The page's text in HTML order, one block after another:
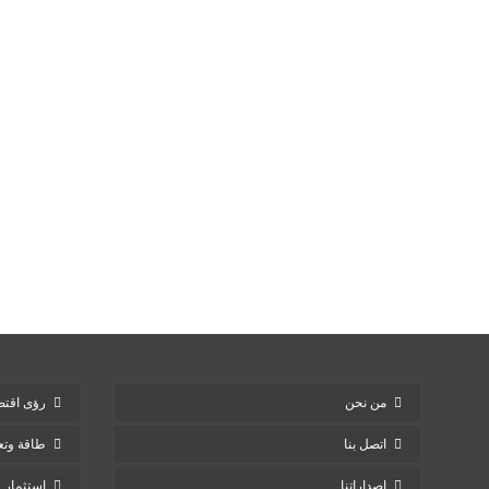
من نحن
اتصل بنا
إصداراتنا
رؤى
طاقة
استثمار